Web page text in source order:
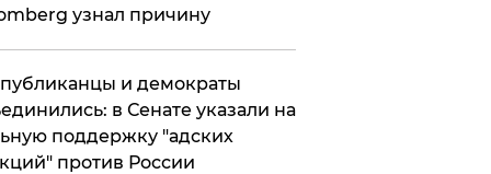
узнал причину
и демократы
в Сенате указали на
поддержку "адских
против России